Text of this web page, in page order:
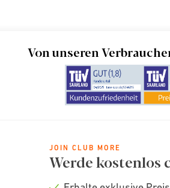
Von unseren
JOIN CLUB MORE
Werde kostenlos